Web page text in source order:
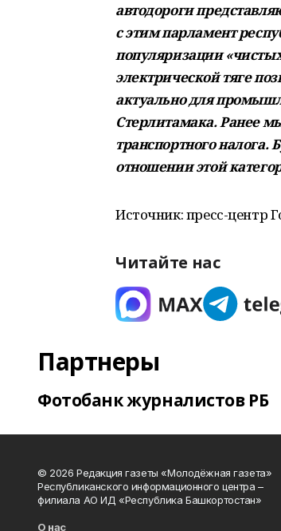
автодороги
с этим парламент
популяризации
электрической тяге
актуально для
Стерлитамака. Ранее
транспортного
отношении этой
Источник: пресс-центр
Читайте нас
Партнеры
Фотобанк журналистов РБ
© 2026 Редакция газеты «Молодёжная газета»
Республиканского информационного центра –
филиала АО ИД «Республика Башкортостан»
О нас